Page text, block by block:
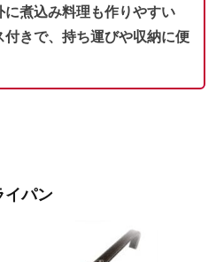
煮込み料理も作りやすい
きで、持ち運びや収納に便
イパン